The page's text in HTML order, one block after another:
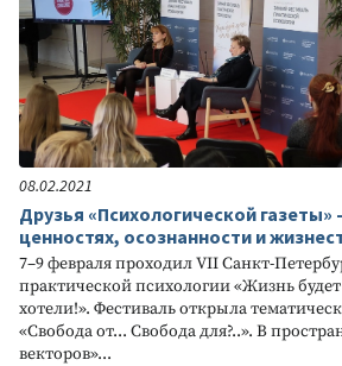
08.02.2021
Друзья «Психологической
ценностях, осознанности и
7–9 февраля проходил VII Санкт-
практической психологии «Жизнь
хотели!». Фестиваль открыла
«Свобода от... Свобода для?..». В
векторов»...